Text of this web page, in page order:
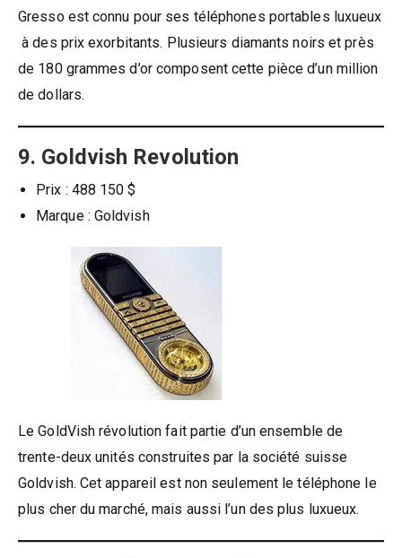
Gresso est connu pour ses téléphones portables luxueux
à des prix exorbitants. Plusieurs diamants noirs et près
de 180 grammes d’or composent cette pièce d’un million
de dollars.
9. Goldvish Revolution
Prix ​​: 488 150 $
Marque : Goldvish
Le GoldVish révolution fait partie d’un ensemble de
trente-deux unités construites par la société suisse
Goldvish. Cet appareil est non seulement le téléphone le
plus cher du marché, mais aussi l’un des plus luxueux.